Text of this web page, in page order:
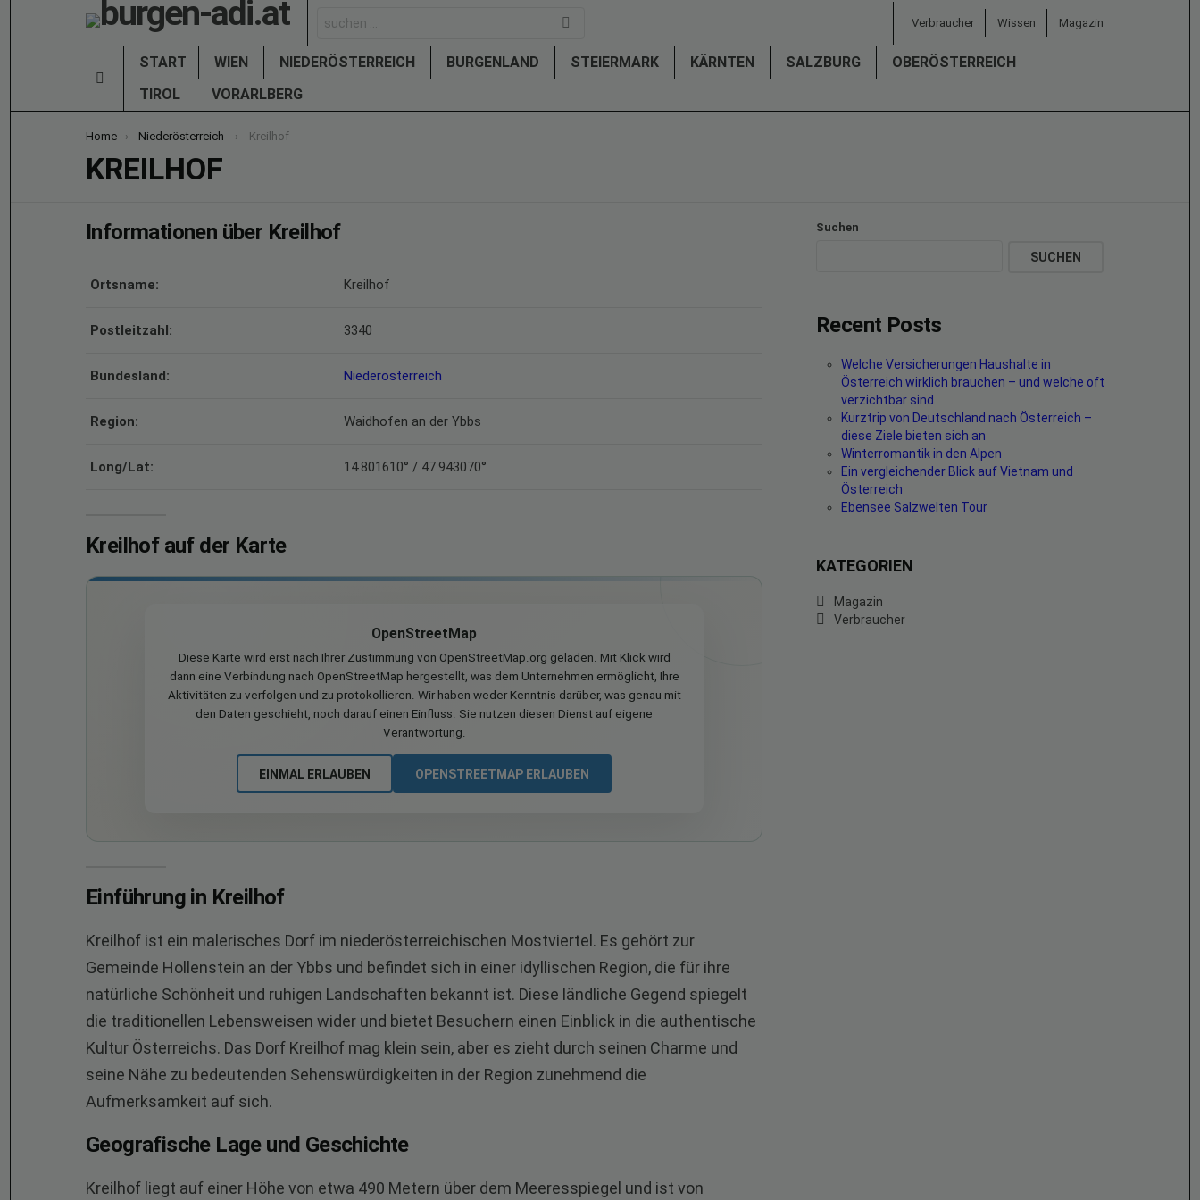
for:
Verbraucher Wissen Magazin
START WIEN NIEDERÖSTERREICH BURGENLAND STEIERMARK KÄRNTEN SALZBURG
OBERÖSTERREICH
TIROL
VORARLBERG
You are here:
Home Niederösterreich Kreilhof
KREILHOF
Informationen über Kreilhof
Ortsname: Kreilhof
Postleitzahl: 3340
Bundesland: Niederösterreich
Region: Waidhofen an der Ybbs
Long/Lat: 14.801610° / 47.943070°
Kreilhof auf der Karte
OpenStreetMap
Diese Karte wird erst nach Ihrer Zustimmung von OpenStreetMap.org geladen. Mit Klick wird
dann eine Verbindung nach OpenStreetMap hergestellt, was dem Unternehmen ermöglicht, Ihre
Aktivitäten zu verfolgen und zu protokollieren. Wir haben weder Kenntnis darüber, was genau mit
den Daten geschieht, noch darauf einen Einfluss. Sie nutzen diesen Dienst auf eigene
Verantwortung.
EINMAL ERLAUBEN OPENSTREETMAP ERLAUBEN
Einführung in Kreilhof
Kreilhof ist ein malerisches Dorf im niederösterreichischen Mostviertel. Es gehört zur
Gemeinde Hollenstein an der Ybbs und befindet sich in einer idyllischen Region, die für ihre
natürliche Schönheit und ruhigen Landschaften bekannt ist. Diese ländliche Gegend spiegelt
die traditionellen Lebensweisen wider und bietet Besuchern einen Einblick in die authentische
Kultur Österreichs. Das Dorf Kreilhof mag klein sein, aber es zieht durch seinen Charme und
seine Nähe zu bedeutenden Sehenswürdigkeiten in der Region zunehmend die
Aufmerksamkeit auf sich.
Geografische Lage und Geschichte
Kreilhof liegt auf einer Höhe von etwa 490 Metern über dem Meeresspiegel und ist von
Suchen
SUCHEN
Recent Posts
Welche Versicherungen Haushalte in
Österreich wirklich brauchen – und welche oft
verzichtbar sind
Kurztrip von Deutschland nach Österreich –
diese Ziele bieten sich an
Winterromantik in den Alpen
Ein vergleichender Blick auf Vietnam und
Österreich
Ebensee Salzwelten Tour
KATEGORIEN
Magazin
Verbraucher